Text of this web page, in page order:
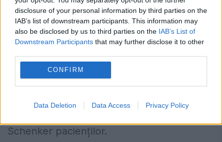
disclosure of your personal information by third parties on the
IAB’s list of downstream participants. This information may
also be disclosed by us to third parties on the IAB’s List of
Downstream Participants that may further disclose it to other
CONFIRM
Data Deletion Data Access Privacy Policy
pentru țara noastră.
Astfel, dezvoltarea serviciilor de cercetare
clinică trebuie să fie o prioritate națională
pentru următorii ani, trebuie să fie o
Schenker pacienților.